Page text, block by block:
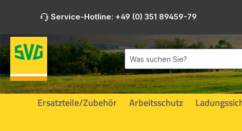
Hauptinhalt springen
Zur Suche springen
Zur Hauptnavigation springen
Service-Hotline: +49 (0) 351 89459-79
Ersatzteile/Zubehör Arbeitsschutz